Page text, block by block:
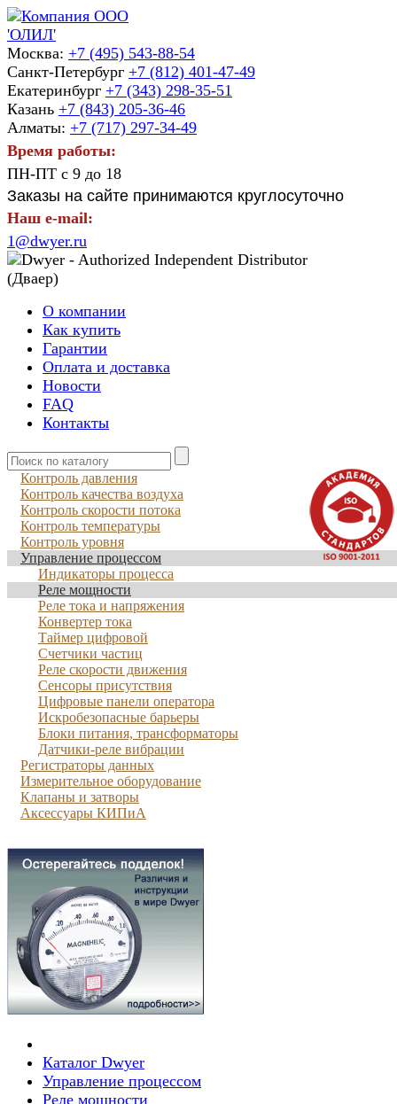
Москва: +7 (495) 543-88-54
Санкт-Петербург +7 (812) 401-47-49
Екатеринбург +7 (343) 298-35-51
Казань +7 (843) 205-36-46
Алматы: +7 (717) 297-34-49
Время работы:
ПН-ПТ с 9 до 18
Заказы на сайте принимаются круглосуточно
Наш e-mail:
1@dwyer.ru
О компании
Как купить
Гарантии
Оплата и доставка
Новости
FAQ
Контакты
Контроль давления
Контроль качества воздуха
Контроль скорости потока
Контроль температуры
Контроль уровня
Управление процессом
Индикаторы процесса
Реле мощности
Реле тока и напряжения
Конвертер тока
Таймер цифровой
Счетчики частиц
Реле скорости движения
Сенсоры присутствия
Цифровые панели оператора
Искробезопасные барьеры
Блоки питания, трансформаторы
Датчики-реле вибрации
Регистраторы данных
Измерительное оборудование
Клапаны и затворы
Аксессуары КИПиА
Каталог Dwyer
Управление процессом
Реле мощности